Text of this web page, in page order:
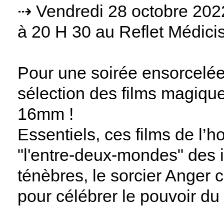
⇢ Vendredi 28 octobre
à 20 H 30 au Reflet
Pour une soirée
sélection des films
16mm !
Essentiels, ces films de
"l'entre-deux-mondes" des
ténèbres, le sorcier Anger
pour célébrer le pouvoir